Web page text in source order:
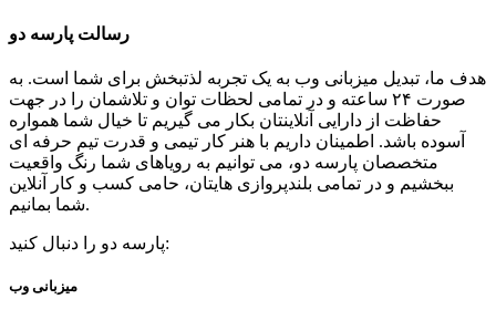
رسالت پارسه دو
هدف ما، تبدیل میزبانی وب به یک تجربه لذتبخش برای شما است. به
صورت ۲۴ ساعته و در تمامی لحظات توان و تلاشمان را در جهت
حفاظت از دارایی آنلاینتان بکار می گیریم تا خیال شما همواره
آسوده باشد. اطمینان داریم با هنر کار تیمی و قدرت تیم حرفه ای
متخصصان پارسه دو، می توانیم به رویاهای شما رنگ واقعیت
ببخشیم و در تمامی بلندپروازی هایتان، حامی کسب و کار آنلاین
شما بمانیم.
پارسه دو را دنبال کنید:
میزبانی وب